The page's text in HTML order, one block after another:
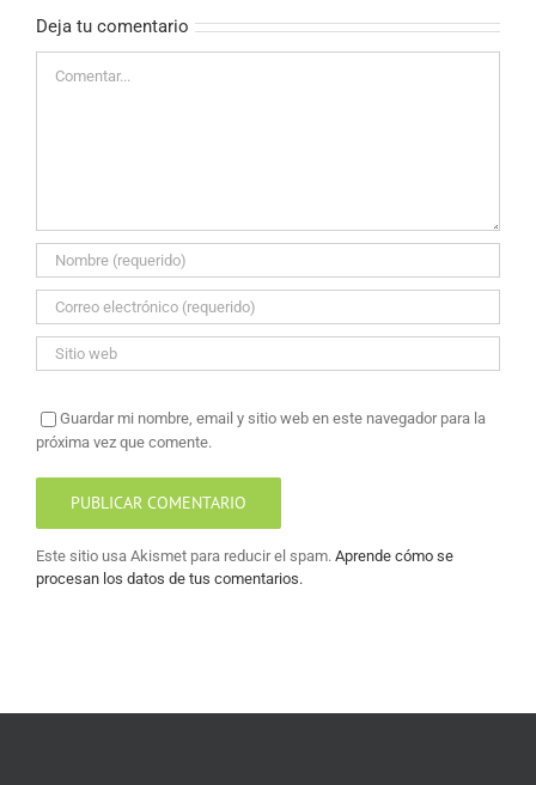
Deja tu comentario
Guardar mi nombre, email y sitio web en este navegador para la
próxima vez que comente.
Este sitio usa Akismet para reducir el spam. Aprende cómo se
procesan los datos de tus comentarios.